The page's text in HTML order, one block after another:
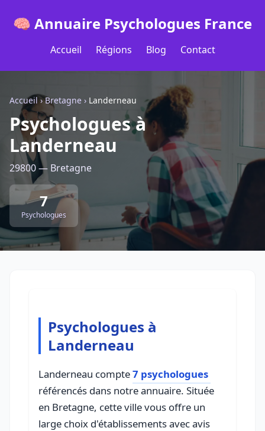
🧠 Annuaire Psychologues France
Accueil Régions Blog Contact
Accueil ›Bretagne › Landerneau
Psychologues à
Landerneau
29800 — Bretagne
7
Psychologues
Psychologues à
Landerneau
Landerneau compte7 psychologues
référencés dans notre annuaire. Située
en Bretagne, cette ville vous offre un
large choix d'établissements avec avis